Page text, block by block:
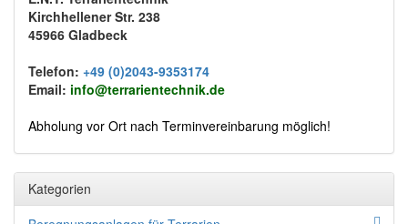
Kirchhellener Str. 238
45966 Gladbeck
Telefon: +49 (0)2043-9353174
Email: info@terrarientechnik.de
Abholung vor Ort nach Terminvereinbarung möglich!
Kategorien